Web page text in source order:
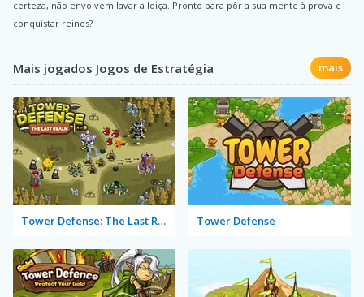
certeza, não envolvem lavar a loiça. Pronto para pôr a sua mente à prova e
conquistar reinos?
Mais jogados Jogos de Estratégia mais
Tower Defense: The Last Realm Tower Defense